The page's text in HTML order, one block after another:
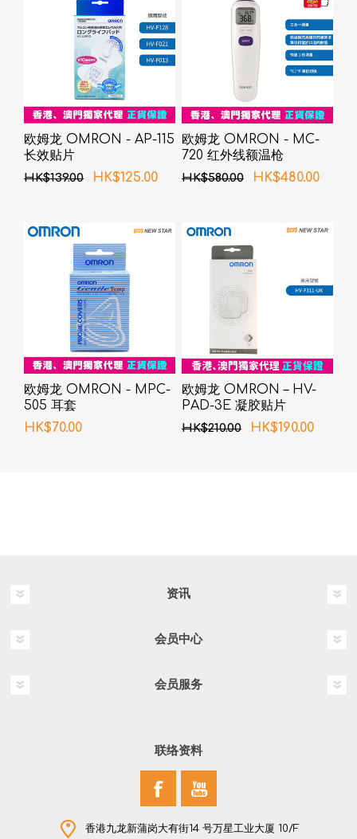
欧姆龙 OMRON - AP-115
长效贴片
HK$139.00 HK$125.00
欧姆龙 OMRON - MC-
720 红外线额温枪
HK$580.00 HK$480.00
欧姆龙 OMRON - MPC-
505 耳套
HK$70.00
欧姆龙 OMRON – HV-
PAD-3E 凝胶贴片
HK$210.00 HK$190.00
资讯
会员中心
会员服务
联络资料
香港九龙新蒲岗大有街14 号万星工业大厦 10/F